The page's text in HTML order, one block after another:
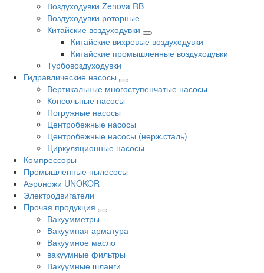
Воздуходувки Zenova RB
Воздуходувки роторные
Китайские воздуходувки
Китайские вихревые воздуходувки
Китайские промышленные воздуходувки
Турбовоздуходувки
Гидравлические насосы
Вертикальные многоступенчатые насосы
Консольные насосы
Погружные насосы
Центробежные насосы
Центробежные насосы (нерж.сталь)
Циркуляционные насосы
Компрессоры
Промышленные пылесосы
Аэроножи UNOKOR
Электродвигатели
Прочая продукция
Вакуумметры
Вакуумная арматура
Вакуумное масло
вакуумные фильтры
Вакуумные шланги